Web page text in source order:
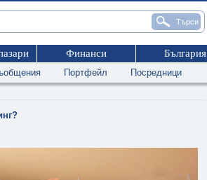
Финанси България
Портфейл Посредници